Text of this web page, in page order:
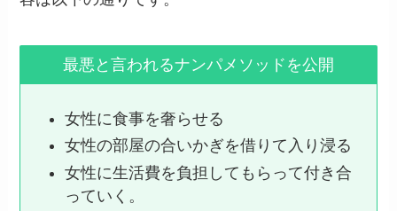
最悪と言われるナンパメソッドを公開
女性に食事を奢らせる
女性の部屋の合いかぎを借りて入り浸る
女性に生活費を負担してもらって付き合
っていく。